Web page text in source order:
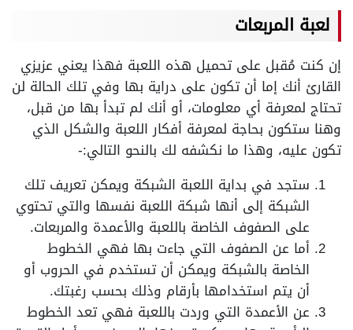
لعبة المربعات
إن كنت مُقبل على تحميل هذه اللعبة فهذا يعني عزيزي
القارئ أنك إما أن تكون على دراية بها وفي تلك الحالة لن
تحتاج لمعرفة أي معلومات، أو أنك لم تبدأ بها من قبل،
وهنا ستكون بحاجة لمعرفة أفكار اللعبة والشكل الذي
تكون عليه، وهذا ما نكشفه لك بالنحو التالي:-
ستجد في بداية اللعبة الشبكة ويمكن تعريف تلك
الشبكة إلى أنها شبكة اللعبة نفسها والتي تحتوي
على الصفوف الخاصة باللعبة والأعمدة والمربعات.
أما عن الصفوف التي جاءت بها فهي الخطوط
الخاصة بالشبكة ويمكن أن تستخدم في الحروب أو
أن يتم استخدامها بأرقام وذلك بحسب رغبتك.
عن الأعمدة التي وردت باللعبة فهي تعد الخطوط